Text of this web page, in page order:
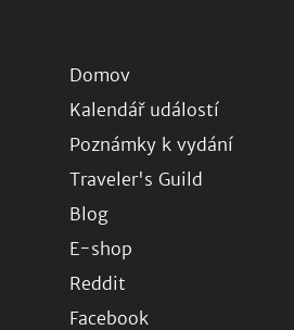
Domov
Kalendář událostí
Poznámky k vydání
Traveler's Guild
Blog
E-shop
Reddit
Facebook